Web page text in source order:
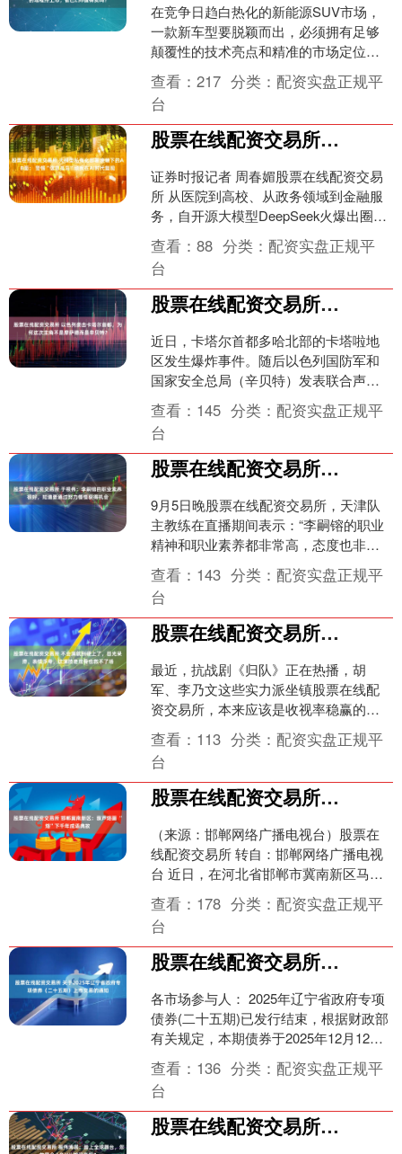
在竞争日趋白热化的新能源SUV市场，
一款新车型要脱颖而出，必须拥有足够
颠覆性的技术亮点和精准的市场定位。9
月10日上市的新一代（丨），正是这样
一款产品——它以“....
查看：217 分类：配资实盘正规平
台
股票在线配资交易所 大模型私有化部署浪潮下的AB面： 警惕“信息孤岛”顽疾在AI时代复现
证券时报记者 周春媚股票在线配资交易
所 从医院到高校、从政务领域到金融服
务，自开源大模型DeepSeek火爆出圈以
来，不断有新的政府部门及企业加入到
DeepSe....
查看：88 分类：配资实盘正规平
台
股票在线配资交易所 以色列袭击卡塔尔首都，为何这次主角不是摩萨德而是辛贝特？
近日，卡塔尔首都多哈北部的卡塔啦地
区发生爆炸事件。随后以色列国防军和
国家安全总局（辛贝特）发表联合声明
说，以色列当日出动15架战机在数秒内
发射10枚导弹股票在线....
查看： 145 分类：配资实盘正规平
台
股票在线配资交易所 于根伟：李嗣镕的职业素养很好，知道要通过努力慢慢获得机会
9月5日晚股票在线配资交易所，天津队
主教练在直播期间表示：“李嗣镕的职业
精神和职业素养都非常高，态度也非常
积极向上，他知道要通过自己的努力去
慢慢获得机会。” 网....
查看： 143 分类：配资实盘正规平
台
股票在线配资交易所 不会演就别硬上了，目光呆滞、表情浮夸，这演技老戏骨也救不了场
最近，抗战剧《归队》正在热播，胡
军、李乃文这些实力派坐镇股票在线配
资交易所，本来应该是收视率稳赢的一
局。 谁知道半路杀出个“不会演还要硬
演”的人，直接把整部剧的....
查看： 113 分类：配资实盘正规平
台
股票在线配资交易所 邯郸冀南新区：葫芦烙画 “烙”下千年成语典故
（来源：邯郸网络广播电视台）股票在
线配资交易所 转自：邯郸网络广播电视
台 近日，在河北省邯郸市冀南新区马头
镇，烙画艺人郝志南正专注地在葫芦上
进行成语烙画创作，以....
查看： 178 分类：配资实盘正规平
台
股票在线配资交易所 关于2025年辽宁省政府专项债券（二十五期）上市交易的通知
各市场参与人： 2025年辽宁省政府专项
债券(二十五期)已发行结束，根据财政部
有关规定，本期债券于2025年12月12日
起在本所上市交易。 本期债券为15年期
固....
查看： 136 分类：配资实盘正规平
台
股票在线配资交易所 振伟博展：踏上全球舞台，您的展会“名片”够闪亮吗？